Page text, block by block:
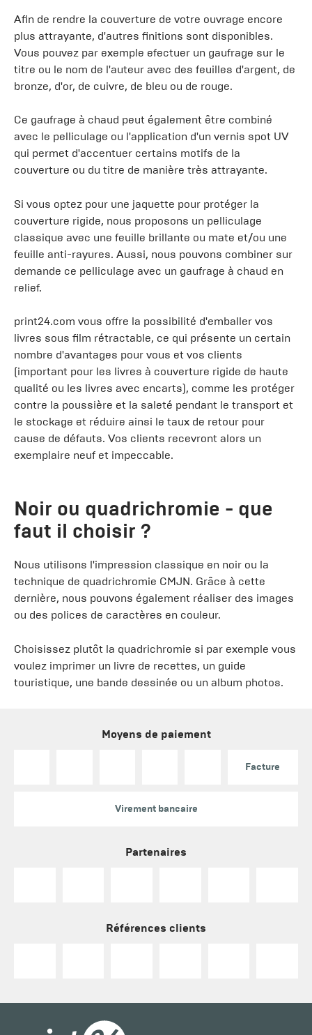
Afin de rendre la couverture de votre ouvrage encore
plus attrayante, d'autres finitions sont disponibles.
Vous pouvez par exemple efectuer un gaufrage sur le
titre ou le nom de l'auteur avec des feuilles d'argent, de
bronze, d'or, de cuivre, de bleu ou de rouge.
Ce gaufrage à chaud peut également être combiné
avec le pelliculage ou l'application d'un vernis spot UV
qui permet d'accentuer certains motifs de la
couverture ou du titre de manière très attrayante.
Si vous optez pour une jaquette pour protéger la
couverture rigide, nous proposons un pelliculage
classique avec une feuille brillante ou mate et/ou une
feuille anti-rayures. Aussi, nous pouvons combiner sur
demande ce pelliculage avec un gaufrage à chaud en
relief.
print24.com vous offre la possibilité d'emballer vos
livres sous film rétractable, ce qui présente un certain
nombre d'avantages pour vous et vos clients
(important pour les livres à couverture rigide de haute
qualité ou les livres avec encarts), comme les protéger
contre la poussière et la saleté pendant le transport et
le stockage et réduire ainsi le taux de retour pour
cause de défauts. Vos clients recevront alors un
exemplaire neuf et impeccable.
Noir ou quadrichromie - que
faut il choisir ?
Nous utilisons l'impression classique en noir ou la
technique de quadrichromie CMJN. Grâce à cette
dernière, nous pouvons également réaliser des images
ou des polices de caractères en couleur.
Choisissez plutôt la quadrichromie si par exemple vous
voulez imprimer un livre de recettes, un guide
touristique, une bande dessinée ou un album photos.
Moyens de paiement
Facture
Virement bancaire
Partenaires
Références clients